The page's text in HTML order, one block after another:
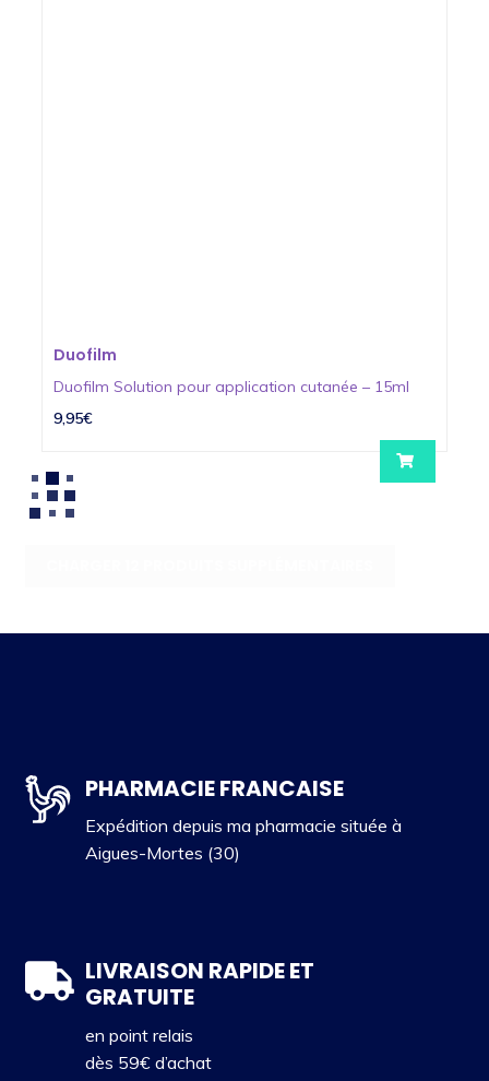
Duofilm
Duofilm Solution pour application cutanée – 15ml
9,95€
PHARMACIE FRANCAISE
Expédition depuis ma pharmacie située à
Aigues-Mortes (30)
LIVRAISON RAPIDE ET
GRATUITE
en point relais
dès 59€ d’achat